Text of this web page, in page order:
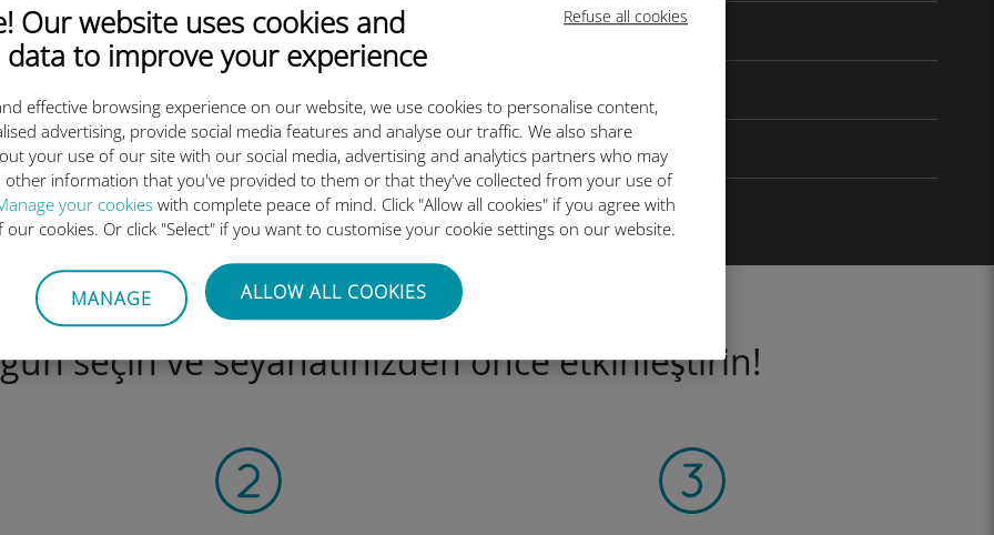
Refuse all cookies
Our website uses cookies and
data to improve your experience
effective browsing experience on our website, we use cookies to personalise content,
advertising, provide social media features and analyse our traffic. We also share
your use of our site with our social media, advertising and analytics partners who may
other information that you've provided to them or that they've collected from your use of
your cookies with complete peace of mind. Click "Allow all cookies" if you agree with
cookies. Or click "Select" if you want to customise your cookie settings on our website.
MANAGE ALLOW ALL COOKIES
VNPT
Smartone
China Telecom
seçin ve seyahatinizden önce etkinleştirin!